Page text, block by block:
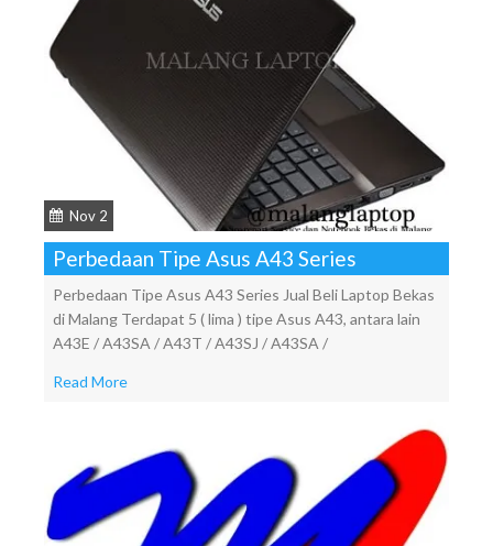
Nov 2
Perbedaan Tipe Asus A43 Series
Perbedaan Tipe Asus A43 Series Jual Beli Laptop Bekas
di Malang Terdapat 5 ( lima ) tipe Asus A43, antara lain
A43E / A43SA / A43T / A43SJ / A43SA /
Read More